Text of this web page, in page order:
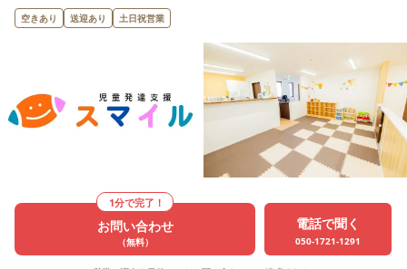
空きあり 送迎あり 土日祝営業
1分で完了！
お問い合わせ
（無料）
電話で聞く
050-1721-1291